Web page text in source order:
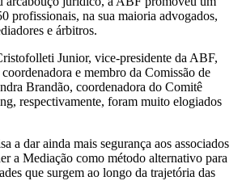
profissionais, na sua maioria advogados,
e árbitros.
Junior, vice-presidente da ABF,
e membro da Comissão de
Brandão, coordenadora do Comitê
respectivamente, foram muito elogiados
a dar ainda mais segurança aos associados
a Mediação como método alternativo para
que surgem ao longo da trajetória das